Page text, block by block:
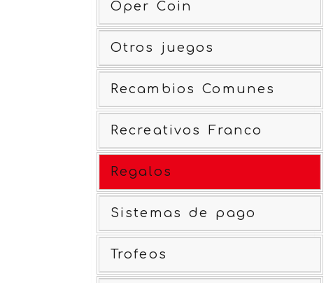
Oper Coin
Otros juegos
Recambios Comunes
Recreativos Franco
Regalos
Sistemas de pago
Trofeos